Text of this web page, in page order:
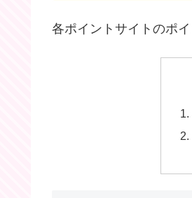
各ポイントサイトのポ